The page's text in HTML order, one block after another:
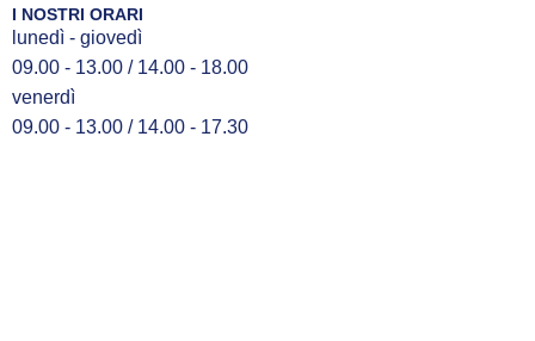
I NOSTRI ORARI
lunedì - giovedì
09.00 - 13.00 / 14.00 - 18.00
venerdì
09.00 - 13.00 / 14.00 - 17.30